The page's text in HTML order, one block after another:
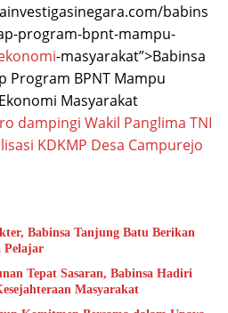
babins
program-bpnt-mampu-
-masyarakat”>Babinsa
Program BPNT Mampu
Masyarakat
dampingi Wakil Panglima TNI
KDKMP Desa Campurejo
Babinsa Tanjung Batu Berikan
Pelajar
Tepat Sasaran, Babinsa Hadiri
Masyarakat